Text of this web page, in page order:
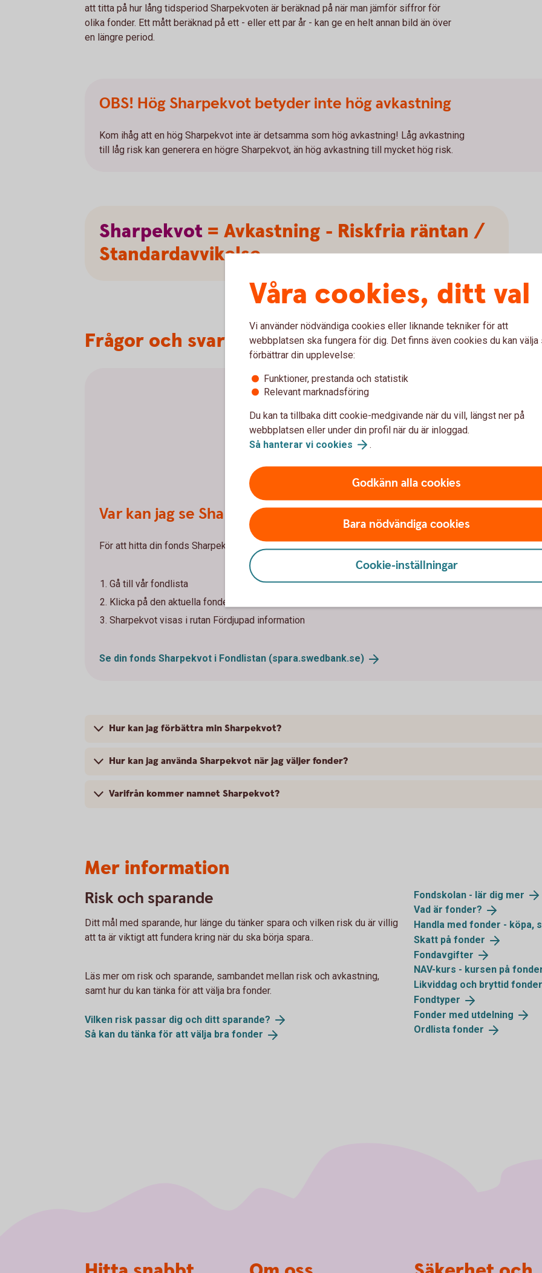
att titta på hur lång tidsperiod Sharpekvoten är beräknad på när man jämför siffror för
olika fonder. Ett mått beräknad på ett - eller ett par år - kan ge en helt annan bild än över
en längre period.
OBS! Hög Sharpekvot betyder inte hög avkastning
Kom ihåg att en hög Sharpekvot inte är detsamma som hög avkastning! Låg avkastning
till låg risk kan generera en högre Sharpekvot, än hög avkastning till mycket hög risk.
Sharpekvot = Avkastning - Riskfria räntan /
Standardavvikelse
Frågor och svar om Sharpekvot
Var kan jag se Sharpekvot?
För att hitta din fonds Sharpekvot - följ stegen:
Gå till vår fondlista
Klicka på den aktuella fondens sida
Sharpekvot visas i rutan Fördjupad information
Se din fonds Sharpekvot i Fondlistan (spara.swedbank.se)
Tips!
Hur kan jag förbättra min Sharpekvot?
Hur kan jag använda Sharpekvot när jag väljer fonder?
Varifrån kommer namnet Sharpekvot?
Mer information
Risk och sparande
Ditt mål med sparande, hur länge du tänker spara och vilken risk du är villig
att ta är viktigt att fundera kring när du ska börja spara..
Läs mer om risk och sparande, sambandet mellan risk och avkastning,
samt hur du kan tänka för att välja bra fonder.
Vilken risk passar dig och ditt sparande?
Så kan du tänka för att välja bra fonder
Fondskolan - lär dig mer
Vad är fonder?
Handla med fonder - köpa,
Skatt på fonder
Fondavgifter
NAV-kurs - kursen på
Likviddag och bryttid fonder
Fondtyper
Fonder med utdelning
Ordlista fonder
Våra cookies, ditt val
Vi använder nödvändiga cookies eller liknande tekniker för att
webbplatsen ska fungera för dig. Det finns även cookies du kan välja
förbättrar din upplevelse:
Funktioner, prestanda och statistik
Relevant marknadsföring
Du kan ta tillbaka ditt cookie-medgivande när du vill, längst ner på
webbplatsen eller under din profil när du är inloggad.
Så hanterar vi cookies .
Godkänn alla cookies
Bara nödvändiga cookies
Cookie-inställningar